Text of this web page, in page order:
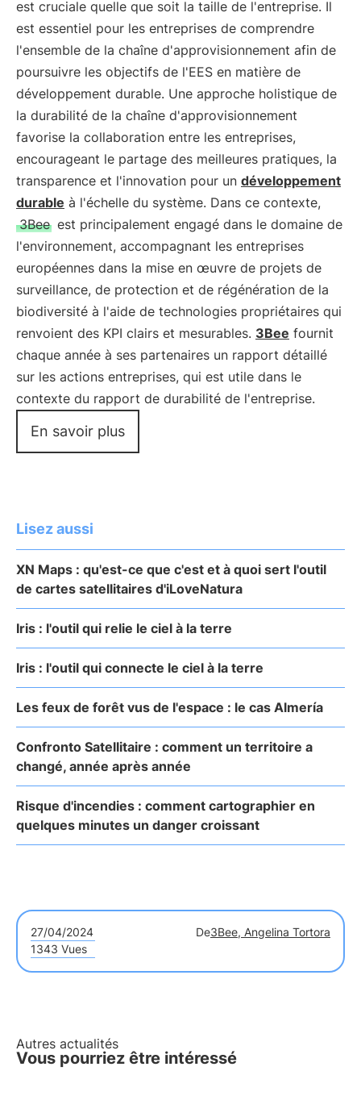
est cruciale quelle que soit la taille de l'entreprise. Il
est essentiel pour les entreprises de comprendre
l'ensemble de la chaîne d'approvisionnement afin de
poursuivre les objectifs de l'EES en matière de
développement durable. Une approche holistique de
la durabilité de la chaîne d'approvisionnement
favorise la collaboration entre les entreprises,
encourageant le partage des meilleures pratiques, la
transparence et l'innovation pour un développement
durable à l'échelle du système. Dans ce contexte,
3Bee est principalement engagé dans le domaine de
l'environnement, accompagnant les entreprises
européennes dans la mise en œuvre de projets de
surveillance, de protection et de régénération de la
biodiversité à l'aide de technologies propriétaires qui
renvoient des KPI clairs et mesurables. 3Bee fournit
chaque année à ses partenaires un rapport détaillé
sur les actions entreprises, qui est utile dans le
contexte du rapport de durabilité de l'entreprise.
En savoir plus
Lisez aussi
XN Maps : qu'est-ce que c'est et à quoi sert l'outil
de cartes satellitaires d'iLoveNatura
Iris : l'outil qui relie le ciel à la terre
Iris : l'outil qui connecte le ciel à la terre
Les feux de forêt vus de l'espace : le cas Almería
Confronto Satellitaire : comment un territoire a
changé, année après année
Risque d'incendies : comment cartographier en
quelques minutes un danger croissant
27/04/2024 De3Bee, Angelina Tortora
1343 Vues
Autres actualités
Vous pourriez être intéressé